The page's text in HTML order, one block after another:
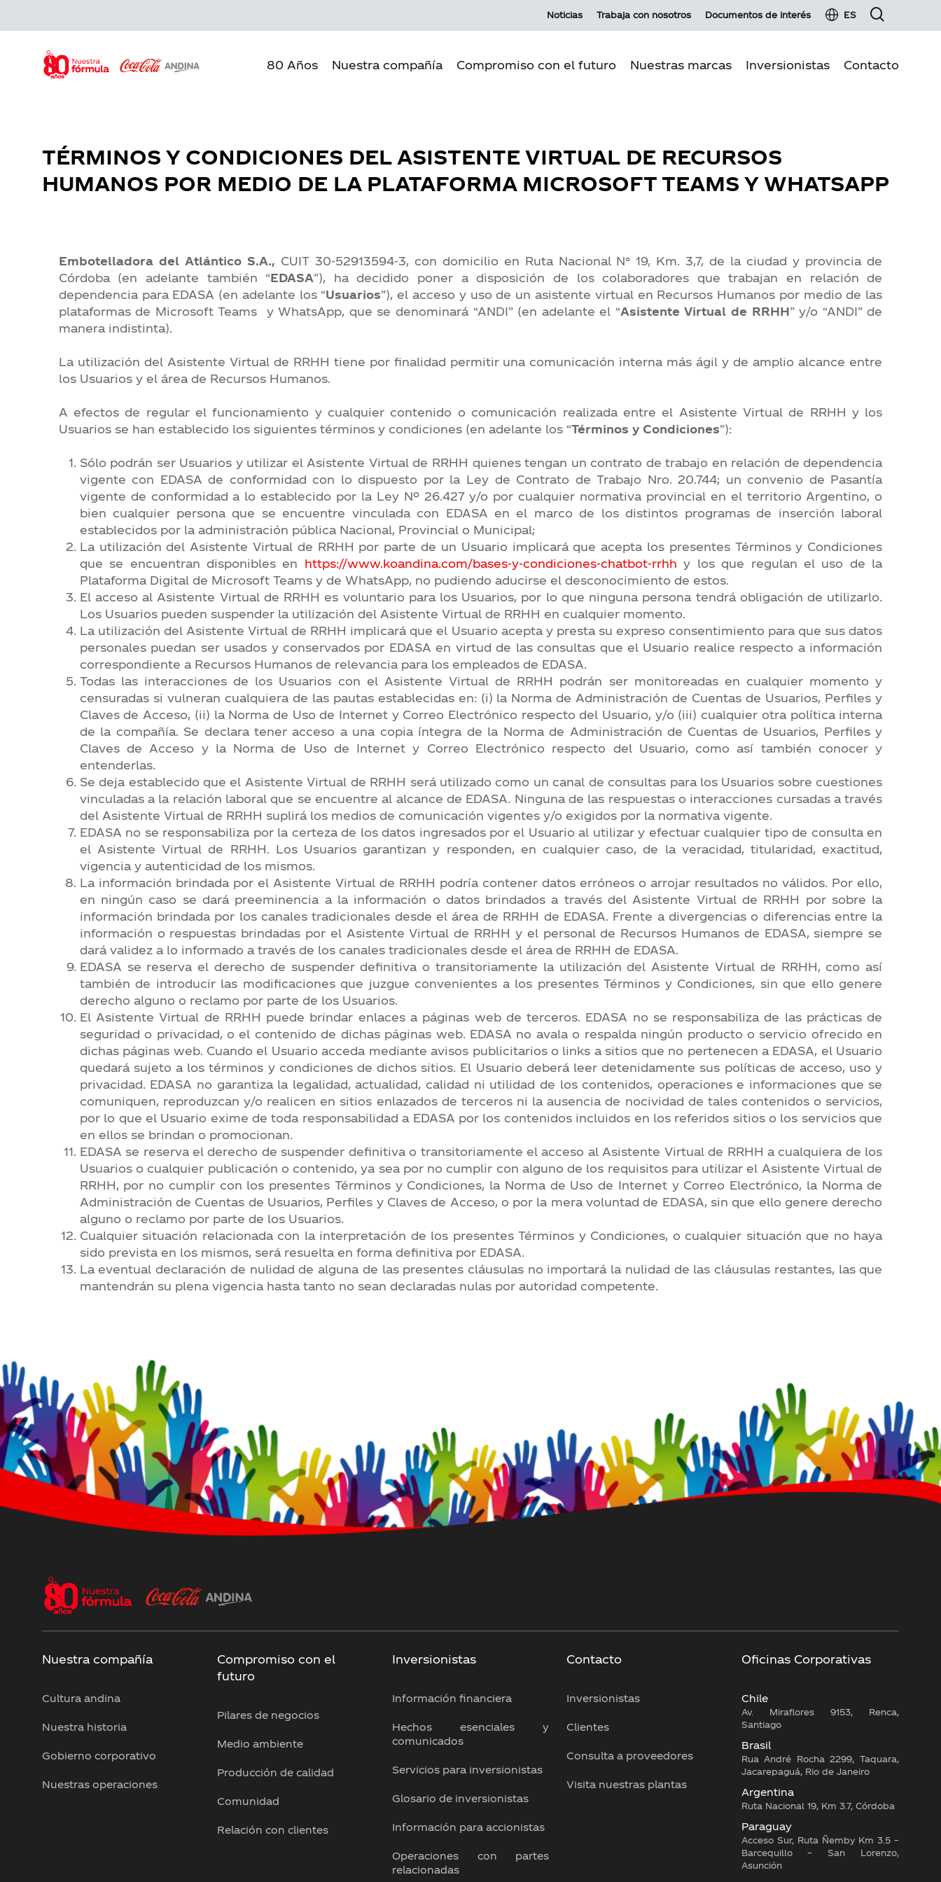
content
Noticias Trabaja con nosotros Documentos de interés ES
80 Años Nuestra compañía
Cultura Andina
Nuestra historia
Compromiso con el futuro
Medio ambiente
Producción de calidad
Nuestras marcas Inversionistas
Hechos esenciales y comunicados
Servicios para inversionistas
Junta de Accionistas 2026
Operaciones con partes relacionadas
Contacto
TÉRMINOS Y CONDICIONES DEL ASISTENTE VIRTUAL DE RECURSOS
HUMANOS POR MEDIO DE LA PLATAFORMA MICROSOFT TEAMS Y WHATSAPP
Embotelladora del Atlántico S.A., CUIT 30-52913594-3, con domicilio en Ruta Nacional N° 19, Km. 3,7, de la ciudad y provincia de
Córdoba (en adelante también “EDASA”), ha decidido poner a disposición de los colaboradores que trabajan en relación de
dependencia para EDASA (en adelante los “Usuarios”), el acceso y uso de un asistente virtual en Recursos Humanos por medio de las
plataformas de Microsoft Teams y WhatsApp, que se denominará “ANDI” (en adelante el “Asistente Virtual de RRHH” y/o “ANDI” de
manera indistinta).
La utilización del Asistente Virtual de RRHH tiene por finalidad permitir una comunicación interna más ágil y de amplio alcance entre
los Usuarios y el área de Recursos Humanos.
A efectos de regular el funcionamiento y cualquier contenido o comunicación realizada entre el Asistente Virtual de RRHH y los
Usuarios se han establecido los siguientes términos y condiciones (en adelante los “Términos y Condiciones”):
Sólo podrán ser Usuarios y utilizar el Asistente Virtual de RRHH quienes tengan un contrato de trabajo en relación de dependencia
vigente con EDASA de conformidad con lo dispuesto por la Ley de Contrato de Trabajo Nro. 20.744; un convenio de Pasantía
vigente de conformidad a lo establecido por la Ley Nº 26.427 y/o por cualquier normativa provincial en el territorio Argentino, o
bien cualquier persona que se encuentre vinculada con EDASA en el marco de los distintos programas de inserción laboral
establecidos por la administración pública Nacional, Provincial o Municipal;
La utilización del Asistente Virtual de RRHH por parte de un Usuario implicará que acepta los presentes Términos y Condiciones
que se encuentran disponibles en https://www.koandina.com/bases-y-condiciones-chatbot-rrhh y los que regulan el uso de la
Plataforma Digital de Microsoft Teams y de WhatsApp, no pudiendo aducirse el desconocimiento de estos.
El acceso al Asistente Virtual de RRHH es voluntario para los Usuarios, por lo que ninguna persona tendrá obligación de utilizarlo.
Los Usuarios pueden suspender la utilización del Asistente Virtual de RRHH en cualquier momento.
La utilización del Asistente Virtual de RRHH implicará que el Usuario acepta y presta su expreso consentimiento para que sus datos
personales puedan ser usados y conservados por EDASA en virtud de las consultas que el Usuario realice respecto a información
correspondiente a Recursos Humanos de relevancia para los empleados de EDASA.
Todas las interacciones de los Usuarios con el Asistente Virtual de RRHH podrán ser monitoreadas en cualquier momento y
censuradas si vulneran cualquiera de las pautas establecidas en: (i) la Norma de Administración de Cuentas de Usuarios, Perfiles y
Claves de Acceso, (ii) la Norma de Uso de Internet y Correo Electrónico respecto del Usuario, y/o (iii) cualquier otra política interna
de la compañía. Se declara tener acceso a una copia íntegra de la Norma de Administración de Cuentas de Usuarios, Perfiles y
Claves de Acceso y la Norma de Uso de Internet y Correo Electrónico respecto del Usuario, como así también conocer y
entenderlas.
Se deja establecido que el Asistente Virtual de RRHH será utilizado como un canal de consultas para los Usuarios sobre cuestiones
vinculadas a la relación laboral que se encuentre al alcance de EDASA. Ninguna de las respuestas o interacciones cursadas a través
del Asistente Virtual de RRHH suplirá los medios de comunicación vigentes y/o exigidos por la normativa vigente.
EDASA no se responsabiliza por la certeza de los datos ingresados por el Usuario al utilizar y efectuar cualquier tipo de consulta en
el Asistente Virtual de RRHH. Los Usuarios garantizan y responden, en cualquier caso, de la veracidad, titularidad, exactitud,
vigencia y autenticidad de los mismos.
La información brindada por el Asistente Virtual de RRHH podría contener datos erróneos o arrojar resultados no válidos. Por ello,
en ningún caso se dará preeminencia a la información o datos brindados a través del Asistente Virtual de RRHH por sobre la
información brindada por los canales tradicionales desde el área de RRHH de EDASA. Frente a divergencias o diferencias entre la
información o respuestas brindadas por el Asistente Virtual de RRHH y el personal de Recursos Humanos de EDASA, siempre se
dará validez a lo informado a través de los canales tradicionales desde el área de RRHH de EDASA.
EDASA se reserva el derecho de suspender definitiva o transitoriamente la utilización del Asistente Virtual de RRHH, como así
también de introducir las modificaciones que juzgue convenientes a los presentes Términos y Condiciones, sin que ello genere
derecho alguno o reclamo por parte de los Usuarios.
El Asistente Virtual de RRHH puede brindar enlaces a páginas web de terceros. EDASA no se responsabiliza de las prácticas de
seguridad o privacidad, o el contenido de dichas páginas web. EDASA no avala o respalda ningún producto o servicio ofrecido en
dichas páginas web. Cuando el Usuario acceda mediante avisos publicitarios o links a sitios que no pertenecen a EDASA, el Usuario
quedará sujeto a los términos y condiciones de dichos sitios. El Usuario deberá leer detenidamente sus políticas de acceso, uso y
privacidad. EDASA no garantiza la legalidad, actualidad, calidad ni utilidad de los contenidos, operaciones e informaciones que se
comuniquen, reproduzcan y/o realicen en sitios enlazados de terceros ni la ausencia de nocividad de tales contenidos o servicios,
por lo que el Usuario exime de toda responsabilidad a EDASA por los contenidos incluidos en los referidos sitios o los servicios que
en ellos se brindan o promocionan.
EDASA se reserva el derecho de suspender definitiva o transitoriamente el acceso al Asistente Virtual de RRHH a cualquiera de los
Usuarios o cualquier publicación o contenido, ya sea por no cumplir con alguno de los requisitos para utilizar el Asistente Virtual de
RRHH, por no cumplir con los presentes Términos y Condiciones, la Norma de Uso de Internet y Correo Electrónico, la Norma de
Administración de Cuentas de Usuarios, Perfiles y Claves de Acceso, o por la mera voluntad de EDASA, sin que ello genere derecho
alguno o reclamo por parte de los Usuarios.
Cualquier situación relacionada con la interpretación de los presentes Términos y Condiciones, o cualquier situación que no haya
sido prevista en los mismos, será resuelta en forma definitiva por EDASA.
La eventual declaración de nulidad de alguna de las presentes cláusulas no importará la nulidad de las cláusulas restantes, las que
mantendrán su plena vigencia hasta tanto no sean declaradas nulas por autoridad competente.
Nuestra compañía
Cultura andina
Nuestra historia
Gobierno corporativo
Nuestras operaciones
Compromiso con el
futuro
Pilares de negocios
Medio ambiente
Producción de calidad
Comunidad
Relación con clientes
Inversionistas
Información financiera
Hechos esenciales y
comunicados
Servicios para inversionistas
Glosario de inversionistas
Información para accionistas
Operaciones con partes
relacionadas
Contacto
Inversionistas
Clientes
Consulta a proveedores
Visita nuestras plantas
Oficinas Corporativas
Chile
Av. Miraflores 9153, Renca,
Santiago
Brasil
Rua André Rocha 2299, Taquara,
Jacarepaguá, Rio de Janeiro
Argentina
Ruta Nacional 19, Km 3.7, Córdoba
Paraguay
Acceso Sur, Ruta Ñemby Km 3.5 –
Barcequillo – San Lorenzo,
Asunción